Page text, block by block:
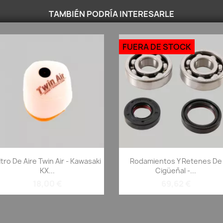
TAMBIÉN PODRÍA INTERESARLE
Vista rápida
De Aire Twin Air - Kawasaki
KX...
Vista rápida
Rodamientos Y Retenes De
Cigüeñal -...
FUERA DE STOCK